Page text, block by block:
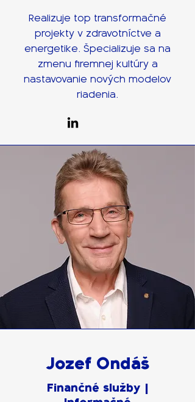
Realizuje top transformačné
projekty v zdravotníctve a
energetike. Špecializuje sa na
zmenu firemnej kultúry a
nastavovanie nových modelov
riadenia.
Jozef Ondáš
Finančné služby |